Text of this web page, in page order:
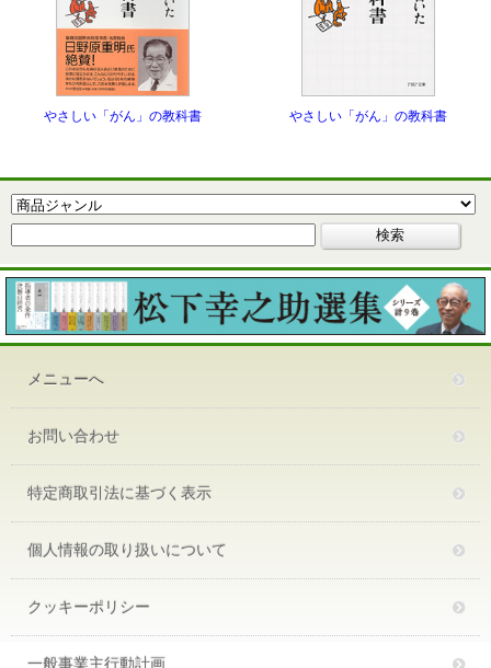
やさしい「がん」の教科書 やさしい「がん」の教科書
メニューへ
お問い合わせ
特定商取引法に基づく表示
個人情報の取り扱いについて
クッキーポリシー
一般事業主行動計画